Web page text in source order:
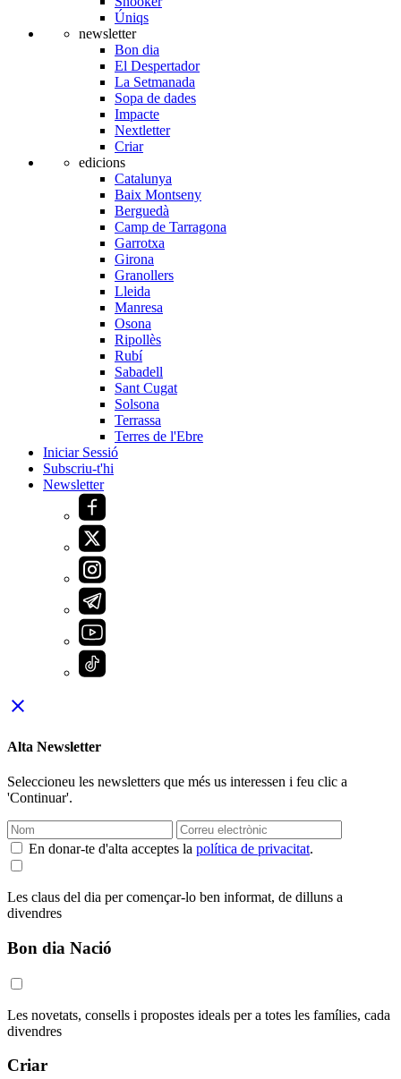
Úniqs
newsletter
Bon dia
El Despertador
La Setmanada
Sopa de dades
Impacte
Nextletter
Criar
edicions
Catalunya
Baix Montseny
Berguedà
Camp de Tarragona
Garrotxa
Girona
Granollers
Lleida
Manresa
Osona
Ripollès
Rubí
Sabadell
Sant Cugat
Solsona
Terrassa
Terres de l'Ebre
Iniciar Sessió
Subscriu-t'hi
Newsletter
close
Alta Newsletter
Seleccioneu les newsletters que més us interessen i feu clic a
'Continuar'.
En donar-te d'alta acceptes la política de privacitat.
Les claus del dia per començar-lo ben informat, de dilluns a
divendres
Bon dia Nació
Les novetats, consells i propostes ideals per a totes les famílies, cada
divendres
Criar